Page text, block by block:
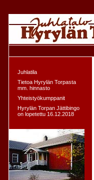
Juhlatila
Tietoa Hyrylän Torpasta
mm. hinnasto
Yhteistyökumppanit
Hyrylän Torpan Jättibingo
on lopetettu 16.12.2018